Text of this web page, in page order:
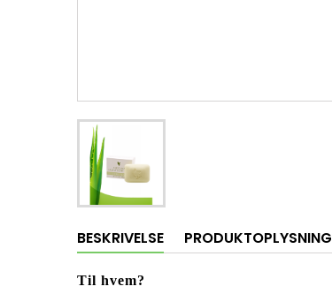
BESKRIVELSE
Til hvem?